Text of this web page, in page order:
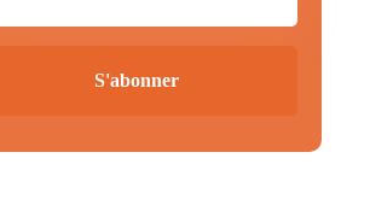
S'abonner